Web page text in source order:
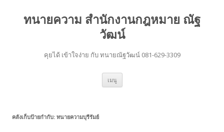
ทนายความ สำนักงานกฎหมาย ณัฐ
วัฒน์
คุยได้ เข้าใจง่าย กับ ทนายณัฐวัฒน์ 081-629-3309
เมนู ข้าม
ยัง
คลังเก็บป้ายกำกับ: ทนายความบุรีรัมย์